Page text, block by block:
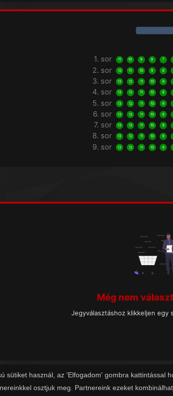
sütiket használ, az 'Elfogadom' gombra kattintással
osztjuk meg. Partnereink ezeket
1. sor 11 10 9 8 7
2. sor 12 11 10 9 8
3. sor 13 12 11 10 9
4. sor 13 12 11 10 9
5. sor 13 12 11 10 9
6. sor 13 12 11 10 9
7. sor 13 12 11 10 9
8. sor 13 12 11 10 9
9. sor 13 12 11 10 9
Még nem
Jegyválasztáshoz klikkeljen egy